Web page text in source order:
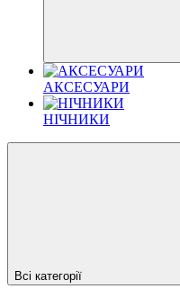
АКСЕСУАРИ
НІЧНИКИ
Всі категорії